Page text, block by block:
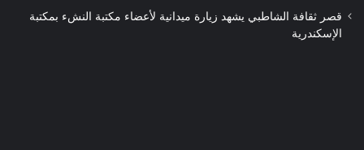
قصر ثقافة الشاطبي يشهد زيارة ميدانية لأعضاء مكتبة النشء بمكتبة
الإسكندرية